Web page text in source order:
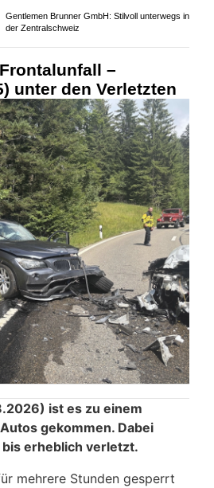
Gentlemen Brunner GmbH: Stilvoll unterwegs in
der Zentralschweiz
–
unter den Verletzten
ist es zu einem
gekommen. Dabei
erheblich verletzt.
mehrere Stunden gesperrt